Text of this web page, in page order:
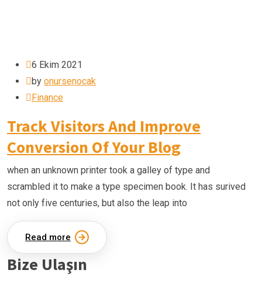
6 Ekim 2021
by onursenocak
Finance
Track Visitors And Improve
Conversion Of Your Blog
when an unknown printer took a galley of type and
scrambled it to make a type specimen book. It has surived
not only five centuries, but also the leap into
Read more
Bize Ulaşın